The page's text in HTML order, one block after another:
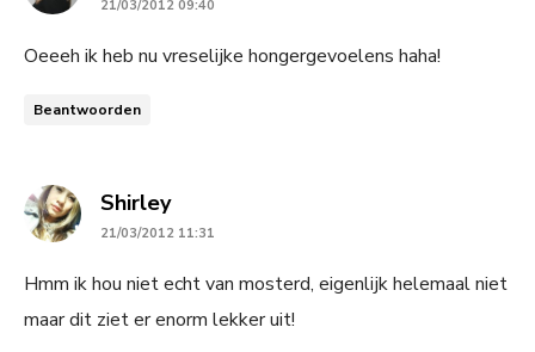
21/03/2012 09:40
Oeeeh ik heb nu vreselijke hongergevoelens haha!
Beantwoorden
Shirleysays:
21/03/2012 11:31
Hmm ik hou niet echt van mosterd, eigenlijk helemaal niet
maar dit ziet er enorm lekker uit!